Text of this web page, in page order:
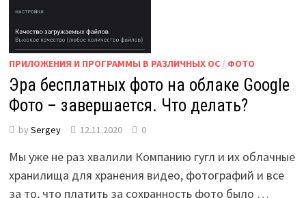
ПРИЛОЖЕНИЯ И ПРОГРАММЫ В РАЗЛИЧНЫХ ОС/ ФОТО
Эра бесплатных фото на облаке Google
Фото – завершается. Что делать?
by Sergey 12.11.2020 0
Мы уже не раз хвалили Компанию гугл и их облачные
хранилища для хранения видео, фотографий и все
за то, что платить за сохранность фото было …